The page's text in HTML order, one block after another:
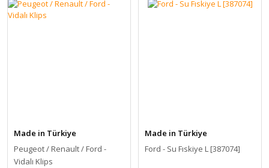
Made in Türkiye
Peugeot / Renault / Ford -
Vidalı Klips
Made in Türkiye
Ford - Su Fıskiye L [387074]